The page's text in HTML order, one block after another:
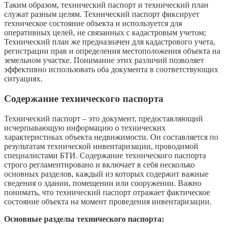
Таким образом, технический паспорт и технический план
служат разным целям. Технический паспорт фиксирует
техническое состояние объекта и используется для
оперативных целей, не связанных с кадастровым учетом;
Технический план же предназначен для кадастрового учета,
регистрации прав и определения местоположения объекта на
земельном участке. Понимание этих различий позволяет
эффективно использовать оба документа в соответствующих
ситуациях.
Содержание технического паспорта
Технический паспорт – это документ, предоставляющий
исчерпывающую информацию о технических
характеристиках объекта недвижимости. Он составляется по
результатам технической инвентаризации, проводимой
специалистами БТИ. Содержание технического паспорта
строго регламентировано и включает в себя несколько
основных разделов, каждый из которых содержит важные
сведения о здании, помещении или сооружении. Важно
понимать, что технический паспорт отражает фактическое
состояние объекта на момент проведения инвентаризации.
Основные разделы технического паспорта: